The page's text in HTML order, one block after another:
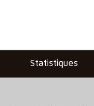
Statistiques